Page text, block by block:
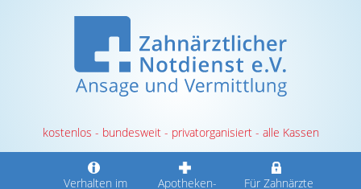
kostenlos - bundesweit - privatorganisiert - alle Kassen
Verhalten im
Apotheken-
Für Zahnärzte